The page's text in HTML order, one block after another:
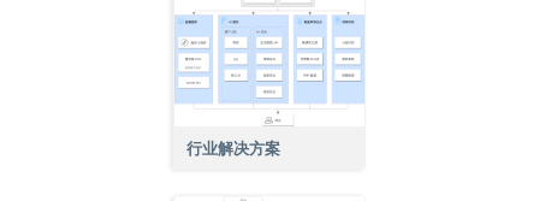
行业解决方案